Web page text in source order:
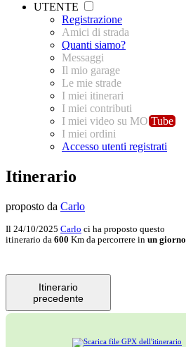
UTENTE
Registrazione
Amici di strada
Quanti siamo?
Messaggi
Il mio garage
Le mie strade
I miei itinerari
I miei contributi
I miei video su MO Tube
I miei ordini
Accesso utenti registrati
Itinerario
proposto da Carlo
Il 24/10/2025 Carlo ci ha proposto questo
itinerario da 600 Km da percorrere in un giorno
Itinerario
precedente